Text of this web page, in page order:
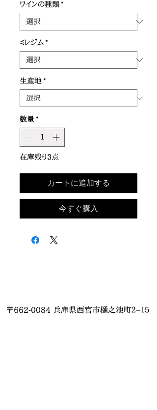
ワインの種類 *
ミレジム *
生産地 *
数量 *
在庫残り3点
カートに追加する
今すぐ購入
〒662-0084 兵庫県西宮市樋之池町２−１５